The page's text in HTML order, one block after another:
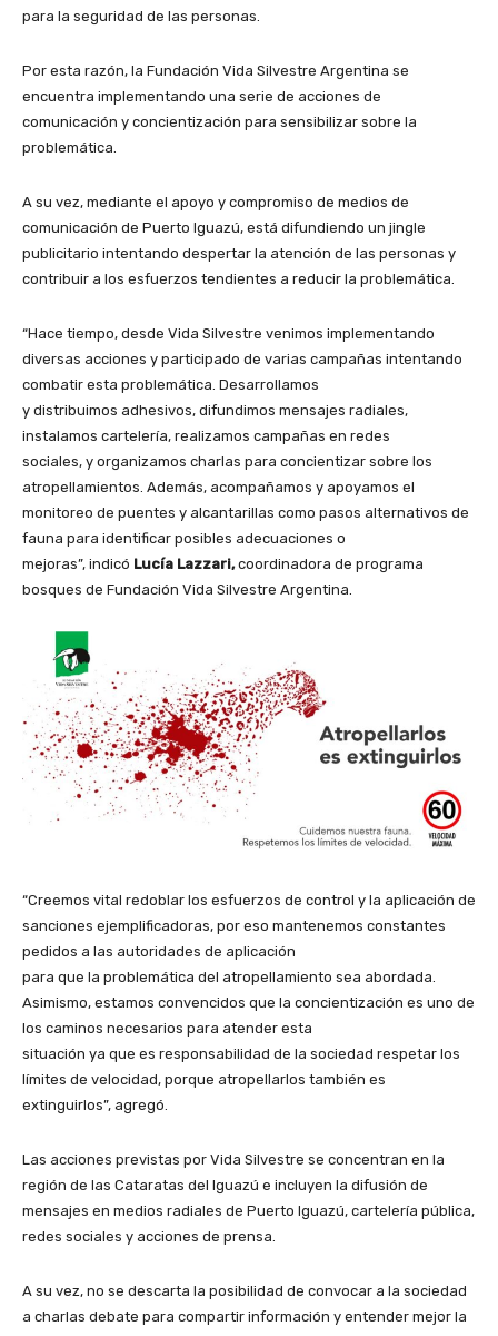
para la seguridad de las personas.
Por esta razón, la Fundación Vida Silvestre Argentina se
encuentra implementando una serie de acciones de
comunicación y concientización para sensibilizar sobre la
problemática.
A su vez, mediante el apoyo y compromiso de medios de
comunicación de Puerto Iguazú, está difundiendo un jingle
publicitario intentando despertar la atención de las personas y
contribuir a los esfuerzos tendientes a reducir la problemática.
“Hace tiempo, desde Vida Silvestre venimos implementando
diversas acciones y participado de varias campañas intentando
combatir esta problemática. Desarrollamos
y distribuimos adhesivos, difundimos mensajes radiales,
instalamos cartelería, realizamos campañas en redes
sociales, y organizamos charlas para concientizar sobre los
atropellamientos. Además, acompañamos y apoyamos el
monitoreo de puentes y alcantarillas como pasos alternativos de
fauna para identificar posibles adecuaciones o
mejoras”, indicó Lucía Lazzari,coordinadora de programa
bosques de Fundación Vida Silvestre Argentina.
“Creemos vital redoblar los esfuerzos de control y la aplicación de
sanciones ejemplificadoras, por eso mantenemos constantes
pedidos a las autoridades de aplicación
para que la problemática del atropellamiento sea abordada.
Asimismo, estamos convencidos que la concientización es uno de
los caminos necesarios para atender esta
situación ya que es responsabilidad de la sociedad respetar los
límites de velocidad, porque atropellarlos también es
extinguirlos”, agregó.
Las acciones previstas por Vida Silvestre se concentran en la
región de las Cataratas del Iguazú e incluyen la difusión de
mensajes en medios radiales de Puerto Iguazú, cartelería pública,
redes sociales y acciones de prensa.
A su vez, no se descarta la posibilidad de convocar a la sociedad
a charlas debate para compartir información y entender mejor la